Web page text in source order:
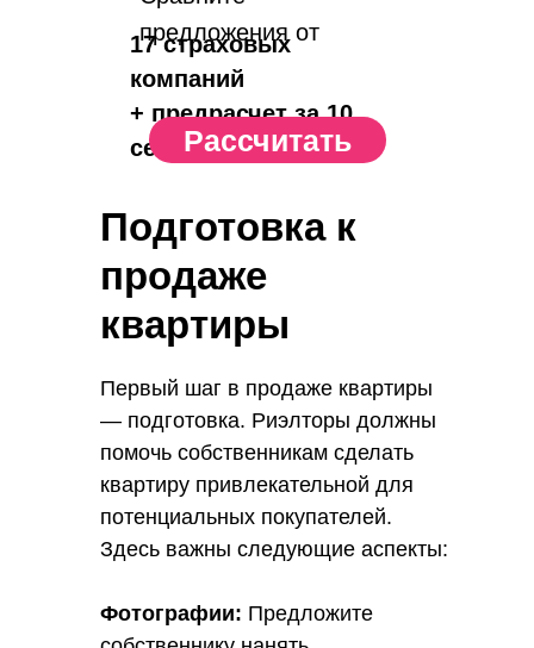
предложения от
17 страховых
компаний
+ предрасчет за 10
сек.
Рассчитать
Подготовка к
продаже
квартиры
Первый шаг в продаже квартиры
— подготовка. Риэлторы должны
помочь собственникам сделать
квартиру привлекательной для
потенциальных покупателей.
Здесь важны следующие аспекты:
Фотографии: Предложите